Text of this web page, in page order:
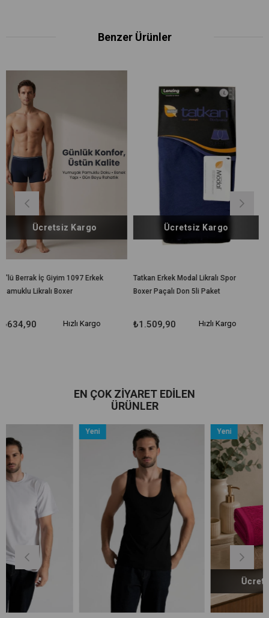
Benzer Ürünler
1097 Erkek
Kargo
Hızlı Kargo
Tatkan Erkek Modal Likralı Spor
Boxer Paçalı Don 5li Paket
₺1.509,90
Ücretsiz Kargo
Hızlı Kargo
Sedef Yıldızı İç
Likralı Pamuklu
₺664,90
EN ÇOK ZIYARET EDILEN
ÜRÜNLER
Ücretsiz Kargo